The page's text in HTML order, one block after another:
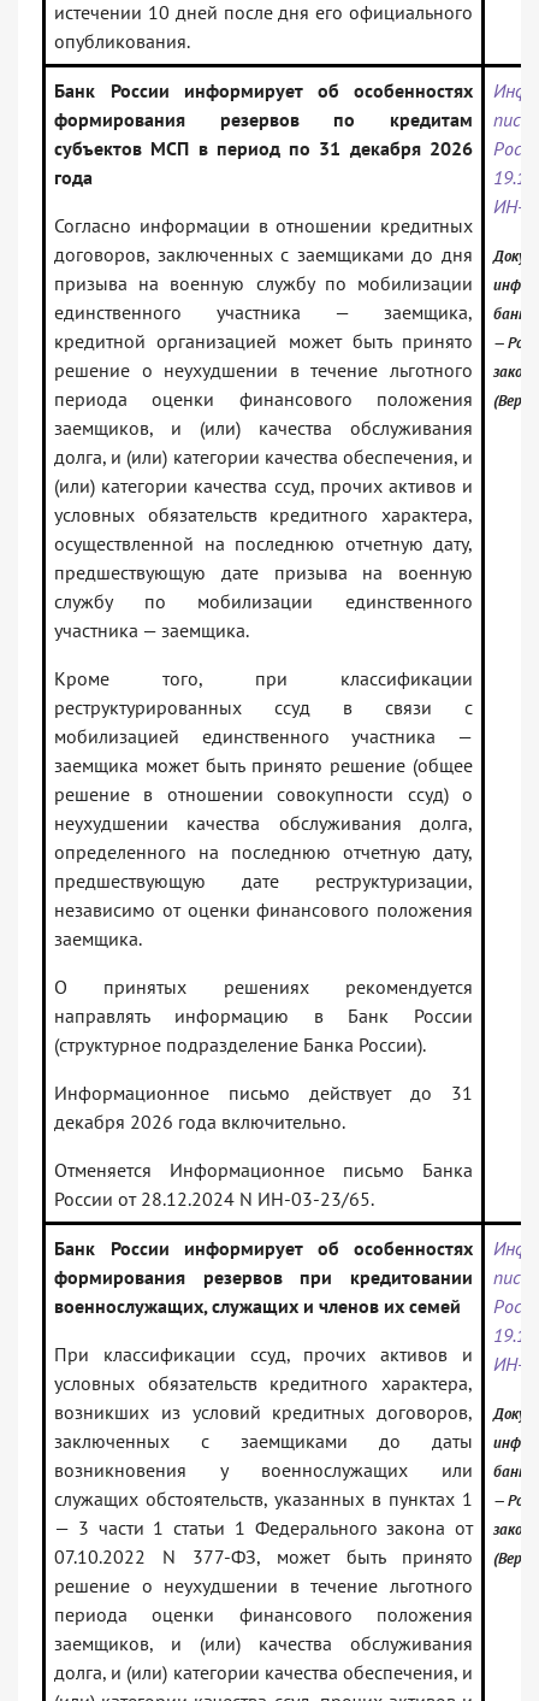
истечении 10 дней после дня его официального
опубликования.
Банк России информирует об особенностях
формирования резервов по кредитам
субъектов МСП в период по 31 декабря 2026
года
Согласно информации в отношении кредитных
договоров, заключенных с заемщиками до дня
призыва на военную службу по мобилизации
единственного участника — заемщика,
кредитной организацией может быть принято
решение о неухудшении в течение льготного
периода оценки финансового положения
заемщиков, и (или) качества обслуживания
долга, и (или) категории качества обеспечения, и
(или) категории качества ссуд, прочих активов и
условных обязательств кредитного характера,
осуществленной на последнюю отчетную дату,
предшествующую дате призыва на военную
службу по мобилизации единственного
участника — заемщика.
Кроме того, при классификации
реструктурированных ссуд в связи с
мобилизацией единственного участника —
заемщика может быть принято решение (общее
решение в отношении совокупности ссуд) о
неухудшении качества обслуживания долга,
определенного на последнюю отчетную дату,
предшествующую дате реструктуризации,
независимо от оценки финансового положения
заемщика.
О принятых решениях рекомендуется
направлять информацию в Банк России
(структурное подразделение Банка России).
Информационное письмо действует до 31
декабря 2026 года включительно.
Отменяется Информационное письмо Банка
России от 28.12.2024 N ИН-03-23/65.
ИН-
банк:
—
Банк России информирует об особенностях
формирования резервов при кредитовании
военнослужащих, служащих и членов их семей
При классификации ссуд, прочих активов и
условных обязательств кредитного характера,
возникших из условий кредитных договоров,
заключенных с заемщиками до даты
возникновения у военнослужащих или
служащих обстоятельств, указанных в пунктах 1
— 3 части 1 статьи 1 Федерального закона от
07.10.2022 N 377-ФЗ, может быть принято
решение о неухудшении в течение льготного
периода оценки финансового положения
заемщиков, и (или) качества обслуживания
долга, и (или) категории качества обеспечения, и
ИН-
банк:
—